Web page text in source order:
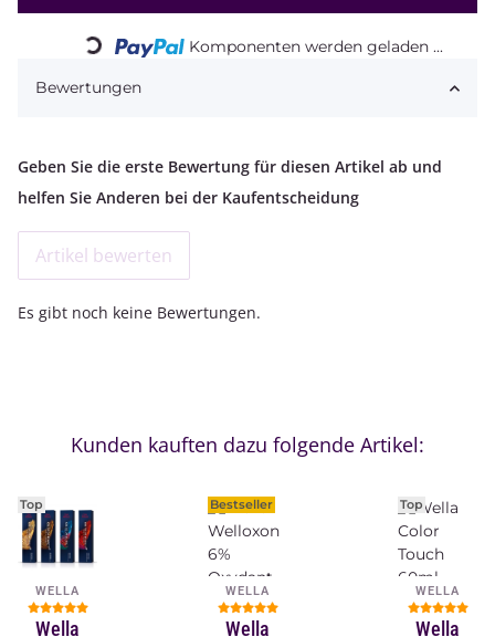
Loading... Komponenten werden geladen ...
Bewertungen
Geben Sie die erste Bewertung für diesen Artikel ab und
helfen Sie Anderen bei der Kaufentscheidung
Artikel bewerten
Es gibt noch keine Bewertungen.
Kunden kauften dazu folgende Artikel:
Top
WELLA
Wella
Bestseller
WELLA
Wella
Top
WELLA
Wella